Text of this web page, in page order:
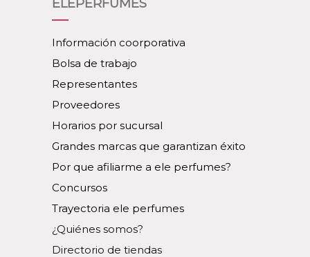
ELEPERFUMES
Información coorporativa
Bolsa de trabajo
Representantes
Proveedores
Horarios por sucursal
Grandes marcas que garantizan éxito
Por que afiliarme a ele perfumes?
Concursos
Trayectoria ele perfumes
¿Quiénes somos?
Directorio de tiendas